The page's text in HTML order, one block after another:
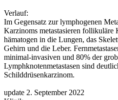
Verlauf:
Im Gegensatz zur lymphogenen
Karzinoms metastasieren follikuläre
hämatogen in die Lungen, das
Gehirn und die Leber.
minimal-invasiven und 80% der
Lymphknotenmetastasen sind
Schilddrüsenkarzinom.
update 2. September 2022